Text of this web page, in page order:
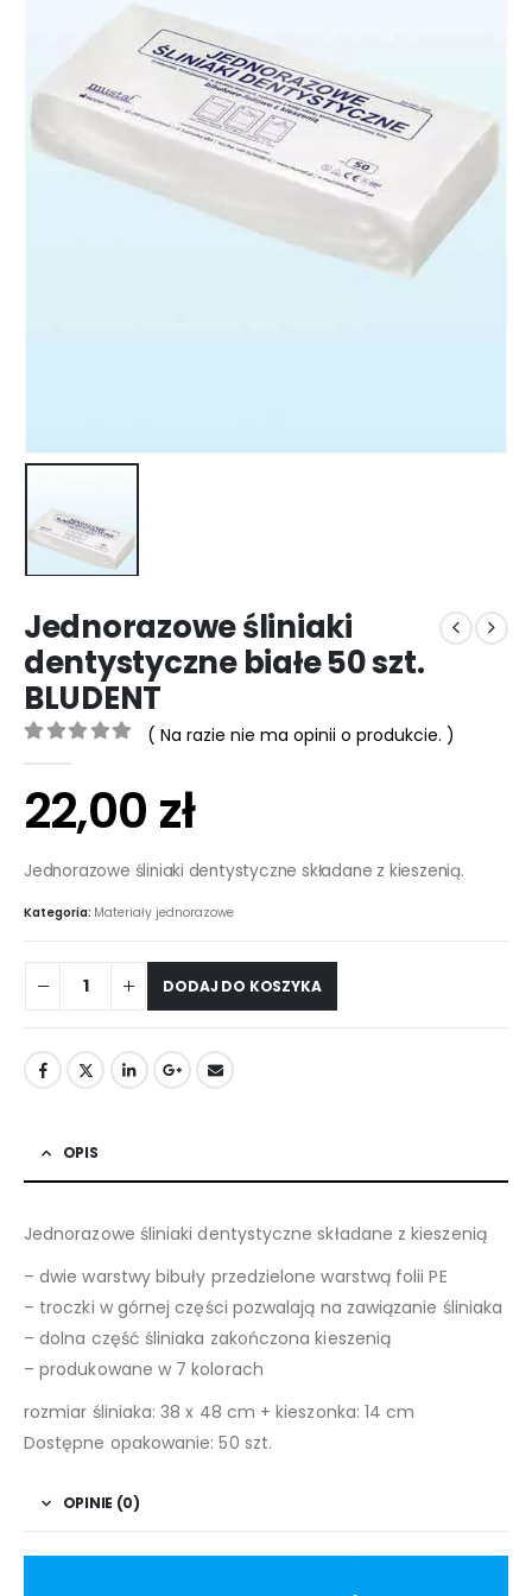
Jednorazowe śliniaki
dentystyczne białe 50 szt.
BLUDENT
( Na razie nie ma opinii o produkcie. )
22,00 zł
Jednorazowe śliniaki dentystyczne składane z kieszenią.
Kategoria: Materiały jednorazowe
DODAJ DO KOSZYKA
OPIS
Jednorazowe śliniaki dentystyczne składane z kieszenią
– dwie warstwy bibuły przedzielone warstwą folii PE
– troczki w górnej części pozwalają na zawiązanie śliniaka
– dolna część śliniaka zakończona kieszenią
– produkowane w 7 kolorach
rozmiar śliniaka: 38 x 48 cm + kieszonka: 14 cm
Dostępne opakowanie: 50 szt.
OPINIE (0)